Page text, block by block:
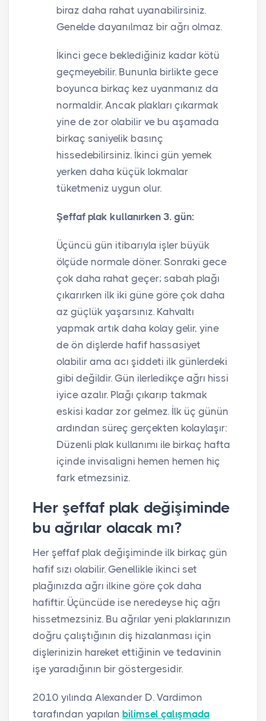
biraz daha rahat uyanabilirsiniz.
Genelde dayanılmaz bir ağrı olmaz.
İkinci gece beklediğiniz kadar kötü
geçmeyebilir. Bununla birlikte gece
boyunca birkaç kez uyanmanız da
normaldir. Ancak plakları çıkarmak
yine de zor olabilir ve bu aşamada
birkaç saniyelik basınç
hissedebilirsiniz. İkinci gün yemek
yerken daha küçük lokmalar
tüketmeniz uygun olur.
Şeffaf plak kullanırken 3. gün:
Üçüncü gün itibarıyla işler büyük
ölçüde normale döner. Sonraki gece
çok daha rahat geçer; sabah plağı
çıkarırken ilk iki güne göre çok daha
az güçlük yaşarsınız. Kahvaltı
yapmak artık daha kolay gelir, yine
de ön dişlerde hafif hassasiyet
olabilir ama acı şiddeti ilk günlerdeki
gibi değildir. Gün ilerledikçe ağrı hissi
iyice azalır. Plağı çıkarıp takmak
eskisi kadar zor gelmez. İlk üç günün
ardından süreç gerçekten kolaylaşır:
Düzenli plak kullanımı ile birkaç hafta
içinde invisaligni hemen hemen hiç
fark etmezsiniz.
Her şeffaf plak değişiminde
bu ağrılar olacak mı?
Her şeffaf plak değişiminde ilk birkaç gün
hafif sızı olabilir. Genellikle ikinci set
plağınızda ağrı ilkine göre çok daha
hafiftir. Üçüncüde ise neredeyse hiç ağrı
hissetmezsiniz. Bu ağrılar yeni plaklarınızın
doğru çalıştığının diş hizalanması için
dişlerinizin hareket ettiğinin ve tedavinin
işe yaradığının bir göstergesidir.
2010 yılında Alexander D. Vardimon
tarafından yapılan bilimsel çalışmada